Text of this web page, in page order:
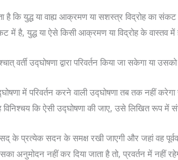
है कि युद्ध या वाह्य आक्रमण या सशस्त्र विद्रोह का
में है, युद्ध या ऐसे किसी आक्रमण या विद्रोह के वास्तव
उद्घोषणा द्वारा परिवर्तन किया जा सकेगा या
में परिवर्तन करने वाली उद्घोषणा तब तक
कि ऐसी उद्घोषणा की जाए, उसे लिखित रूप में
सदन के समक्ष रखी जाएगी और जहां वह
अनुमोदन नहीं कर दिया जाता है तो, प्रवर्तन में नहीं